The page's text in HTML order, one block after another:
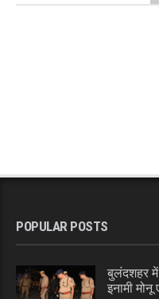
POPULAR POSTS
बुलंदशहर
इनामी